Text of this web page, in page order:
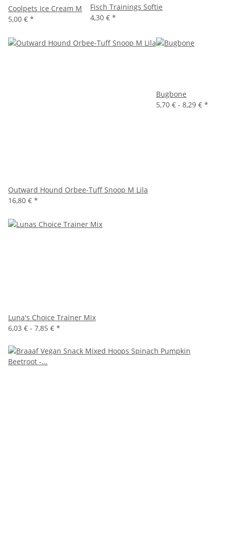
Coolpets Ice Cream M
5,00 € *
Fisch Trainings Softie
4,30 € *
Outward Hound Orbee-Tuff Snoop M Lila
16,80 € *
Bugbone
5,70 € - 8,29 € *
Luna's Choice Trainer Mix
6,03 € - 7,85 € *